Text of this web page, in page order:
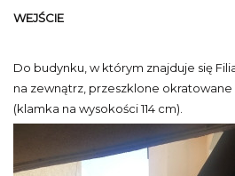
WEJŚCIE
Do budynku, w którym znajduje się
na zewnątrz, przeszklone
(klamka na wysokości 114 cm).